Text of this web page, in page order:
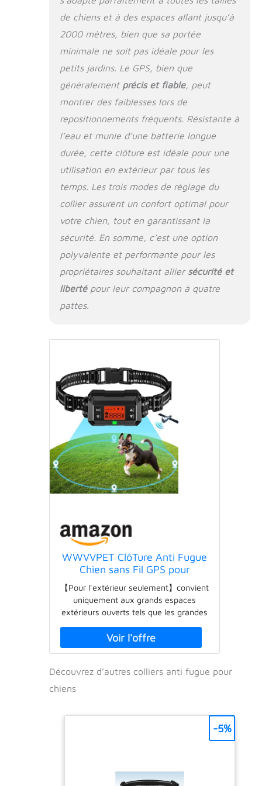
on escaping the boundary, the collar
will emit a gradually increasing beep
sound, and the vibration/impact will
reach level 6. Pause for one minute and
repeat one cycle. If the dog still hasn't
returned, it will enter protective mode.
When the signal is poor, it will stop
【facile à utiliser】① rechercher le
signal à l'extérieur et définir le point
central; ② Définir le rayon et le motif;
③ Testez - le, puis placez - le autour
du cou du chien et commencez le
processus d'entraînement;
Commencez à l'utiliser. Pas
d'émetteur, pas de télécommande,
pas de frais mensuels, pas de carte
SIM, pas d'abonnement, pas de câble!
personnes qui déménagent souvent,
qui aiment voyager, qui ont beaucoup
de chiens ou qui vivent en banlieue.
【précautions et services】 ① la
réception du signal et le réglage de
l'origine doivent être effectués à
d'être réinitialisé à chaque fois. Peut
vous plaît lire attentivement le Guide
de formation avant de l'utiliser. ③ si
vous avez des questions qui ont besoin
d'aide / remplacement, s'il vous plaît
laissez - nous savoir.
de chiens et à des espaces allant jusqu’à
2000 mètres, bien que sa portée
minimale ne soit pas idéale pour les
petits jardins. Le GPS, bien que
généralement précis et fiable, peut
montrer des faiblesses lors de
repositionnements fréquents. Résistante à
l’eau et munie d’une batterie longue
durée, cette clôture est idéale pour une
utilisation en extérieur par tous les
temps. Les trois modes de réglage du
collier assurent un confort optimal pour
votre chien, tout en garantissant la
sécurité. En somme, c’est une option
polyvalente et performante pour les
propriétaires souhaitant allier sécurité et
libertépour leur compagnon à quatre
pattes.
WWVVPET ClôTure Anti Fugue
Chien sans Fil GPS pour
Extérieur, Collier Anti Fugue
Chien sans Fil pour Chien IPX7
Étanche, 1000m Système De
Cloture éLectrique pour Chien
De La Nouvelle Puce
【Pour l'extérieur seulement】convient
uniquement aux grands espaces
extérieurs ouverts tels que les grandes
les terrains de camping, les fermes, les
parcs et autres grands espaces
de construction ou aux espaces
intérieurs. Le signal GPS peut couvrir
optimisons les performances dans les
Découvrez d’autres colliers anti fugue pour
chiens
-5%